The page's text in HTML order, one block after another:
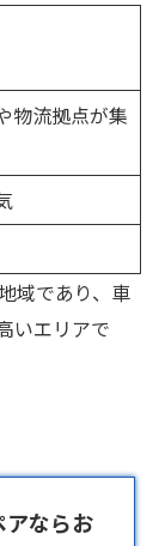
物流拠点が集
域であり、車
いエリアで
アならお